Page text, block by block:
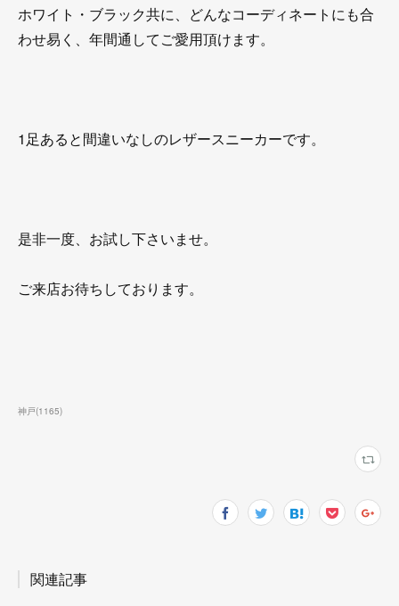
ホワイト・ブラック共に、どんなコーディネートにも合
わせ易く、年間通してご愛用頂けます。
1足あると間違いなしのレザースニーカーです。
是非一度、お試し下さいませ。
ご来店お待ちしております。
神戸(1165)
関連記事